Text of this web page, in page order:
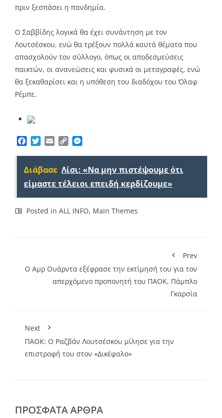
πριν ξεσπάσει η πανδημία.
Ο Σαββίδης λογικά θα έχει συνάντηση με τον
Λουτσέσκου, ενώ θα τρέξουν πολλά καυτά θέματα που
απασχολούν τον σύλλογο, όπως οι αποδεσμεύσεις
παικτών, οι ανανεώσεις και φυσικά οι μεταγραφές, ενώ
θα ξεκαθαρίσει και η υπόθεση του διαδόχου του Όλαφ
Ρέμπε.
Facebook
TwitterEmailCopy
Διάβασε Λίσι: «Να μην πιστέψουμε ότι
είμαστε τέλειοι επειδή κερδίζουμε»
Posted in ALL INFO, Main Themes
Prev
Ο Αμρ Ουάρντα εξέφρασε την εκτίμησή του για τον
απερχόμενο προπονητή του ΠΑΟΚ, Πάμπλο
Γκαρσία
Next
ΠΑΟΚ: Ο Ραζβάν Λουτσέσκου μίλησε για την
επιστροφή του στον «Δικέφαλο»
ΠΡΌΣΦΑΤΑ ΆΡΘΡΑ